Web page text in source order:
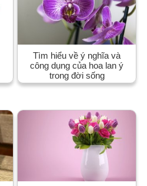
Tìm hiểu về ý nghĩa và
công dụng của hoa lan ý
trong đời sống